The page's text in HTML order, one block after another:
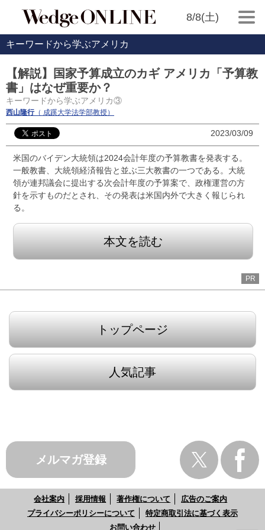
8/8(土)
キーワードから学ぶアメリカ
【解説】国家予算成立のカギ アメリカ「予算教
書」はなぜ重要か？
キーワードから学ぶアメリカ③
西山隆行（ 成蹊大学法学部教授）
2023/03/09
米国のバイデン大統領は2024会計年度の予算教書を発表する。
一般教書、大統領経済報告と並ぶ三大教書の一つである。大統
領が連邦議会に提出する次会計年度の予算案で、政権運営の方
針を示すものだとされ、その発表は米国内外で大きく報じられ
る。
本文を読む
PR
トップページ
人気記事
メルマガ登録
会社案内 採用情報 著作権について
広告のご案内
プライバシーポリシーについて
特定商取引法に基づく表示
お問い合わせ